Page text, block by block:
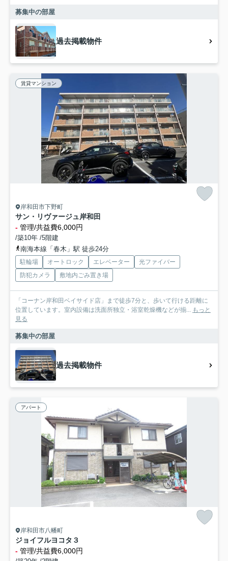
募集中の部屋
過去掲載物件
賃貸マンション
岸和田市下野町
サン・リヴァージュ岸和田
- 管理/共益費6,000円
/築10年 /5階建
南海本線「春木」駅 徒歩24分
駐輪場 オートロック エレベーター
光ファイバー
防犯カメラ
敷地内ごみ置き場
「コーナン岸和田ベイサイド店」まで徒歩7分と、歩いて行ける距離に
位置しています。室内設備は洗面所独立・浴室乾燥機などが揃...
もっと
見る
募集中の部屋
過去掲載物件
アパート
岸和田市八幡町
ジョイフルヨコタ３
- 管理/共益費6,000円